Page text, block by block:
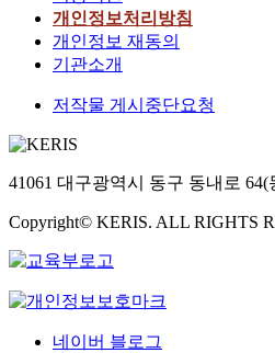
개인정보처리방침
개인정보 재동의
기관소개
저작물 게시중단요청
41061 대구광역시 동구 동내로 64(
Copyright© KERIS. ALL RIGHTS
네이버 블로그